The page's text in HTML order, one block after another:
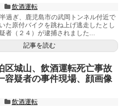
飲酒運転
過ぎ、鹿児島市の武岡トンネル付近で
た原付バイクを跳ね上げ逃走したとし
者（２４）が逮捕されました...
記事を読む
区城山、飲酒運転死亡事故
容疑者の事件現場、顔画像
飲酒運転